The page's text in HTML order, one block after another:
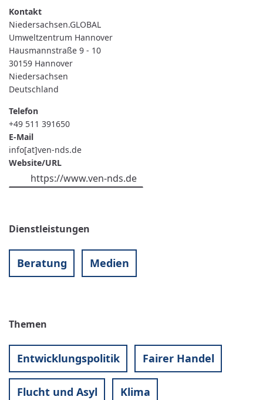
Niedersachsen.GLOBAL
Umweltzentrum Hannover
Hausmannstraße 9 - 10
30159 Hannover
Niedersachsen
Deutschland
Telefon
+49 511 391650
E-Mail
info[at]ven-nds.de
Website/URL
https://www.ven-nds.de
Dienstleistungen
Beratung Medien
Themen
Entwicklungspolitik Fairer Handel
Flucht und Asyl Klima